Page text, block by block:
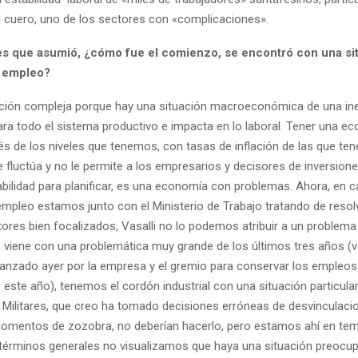
cuero, uno de los sectores con «complicaciones».
que asumió, ¿cómo fue el comienzo, se encontró con una
compleja porque hay una situación macroeconómica de una
todo el sistema productivo e impacta en lo laboral. Tener una
de los niveles que tenemos, con tasas de inflación de las que
fluctúa y no le permite a los empresarios y decisores de
para planificar, es una economía con problemas. Ahora, en
estamos junto con el Ministerio de Trabajo tratando de
bien focalizados, Vasalli no lo podemos atribuir a un
con una problemática muy grande de los últimos tres años
ayer por la empresa y el gremio para conservar los
este año), tenemos el cordón industrial con una situación
que creo ha tomado decisiones erróneas de
de zozobra, no deberían hacerlo, pero estamos ahí en
generales no visualizamos que haya una situación